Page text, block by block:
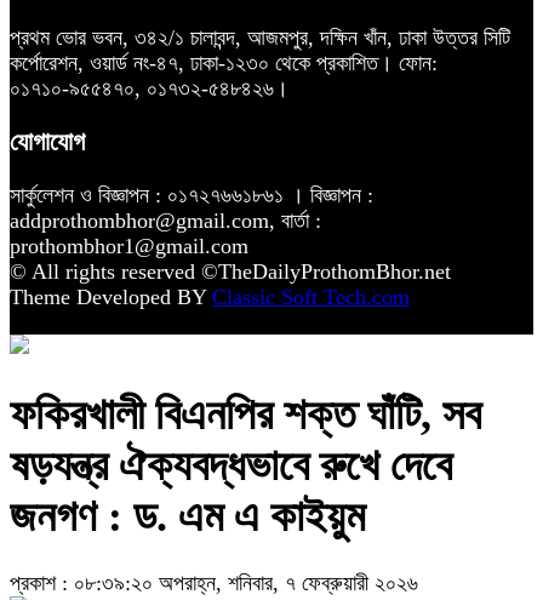
প্রথম ভোর ভবন, ৩৪২/১ চালাবন্দ, আজমপুর, দক্ষিন খাঁন, ঢাকা উত্তর সিটি
কর্পোরেশন, ওয়ার্ড নং-৪৭, ঢাকা-১২৩০ থেকে প্রকাশিত। ফোন:
০১৭১০-৯৫৫৪৭০, ০১৭৩২-৫৪৮৪২৬।
যোগাযোগ
সার্কুলেশন ও বিজ্ঞাপন : ০১৭২৭৬৬১৮৬১ । বিজ্ঞাপন :
addprothombhor@gmail.com, বার্তা :
prothombhor1@gmail.com
© All rights reserved ©TheDailyProthomBhor.net
Theme Developed BY Classic Soft Tech.com
ফকিরখালী বিএনপির শক্ত ঘাঁটি, সব
ষড়যন্ত্র ঐক্যবদ্ধভাবে রুখে দেবে
জনগণ : ড. এম এ কাইয়ুম
প্রকাশ : ০৮:৩৯:২০ অপরাহ্ন, শনিবার, ৭ ফেব্রুয়ারী ২০২৬